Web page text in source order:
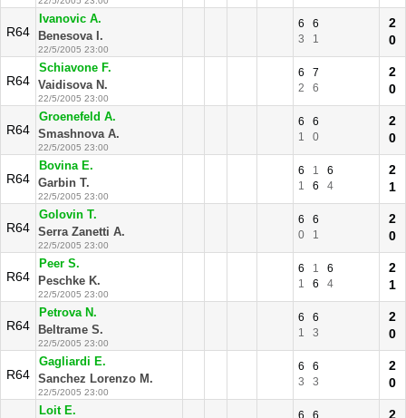
R64
Ivanovic A.
Benesova I.
22/5/2005 23:00
6
6
3
1
2
0
R64
Schiavone F.
Vaidisova N.
22/5/2005 23:00
6
7
2
6
2
0
R64
Groenefeld A.
Smashnova A.
22/5/2005 23:00
6
6
1
0
2
0
R64
Bovina E.
Garbin T.
22/5/2005 23:00
6 1
6
1
6 4
2
1
R64
Golovin T.
Serra Zanetti A.
22/5/2005 23:00
6
6
0
1
2
0
R64
Peer S.
Peschke K.
22/5/2005 23:00
6 1
6
1
6 4
2
1
R64
Petrova N.
Beltrame S.
22/5/2005 23:00
6
6
1
3
2
0
R64
Gagliardi E.
Sanchez Lorenzo M.
22/5/2005 23:00
6
6
3
3
2
0
Loit E. 6 6 2